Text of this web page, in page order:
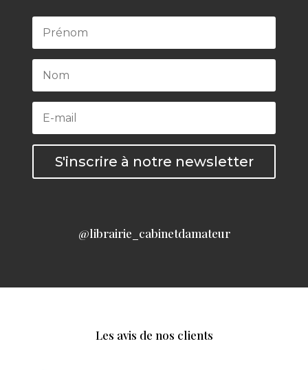
S'inscrire à notre newsletter
@librairie_cabinetdamateur
Les avis de nos clients